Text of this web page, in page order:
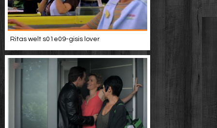
Ritas welt s01e09-gisis lover